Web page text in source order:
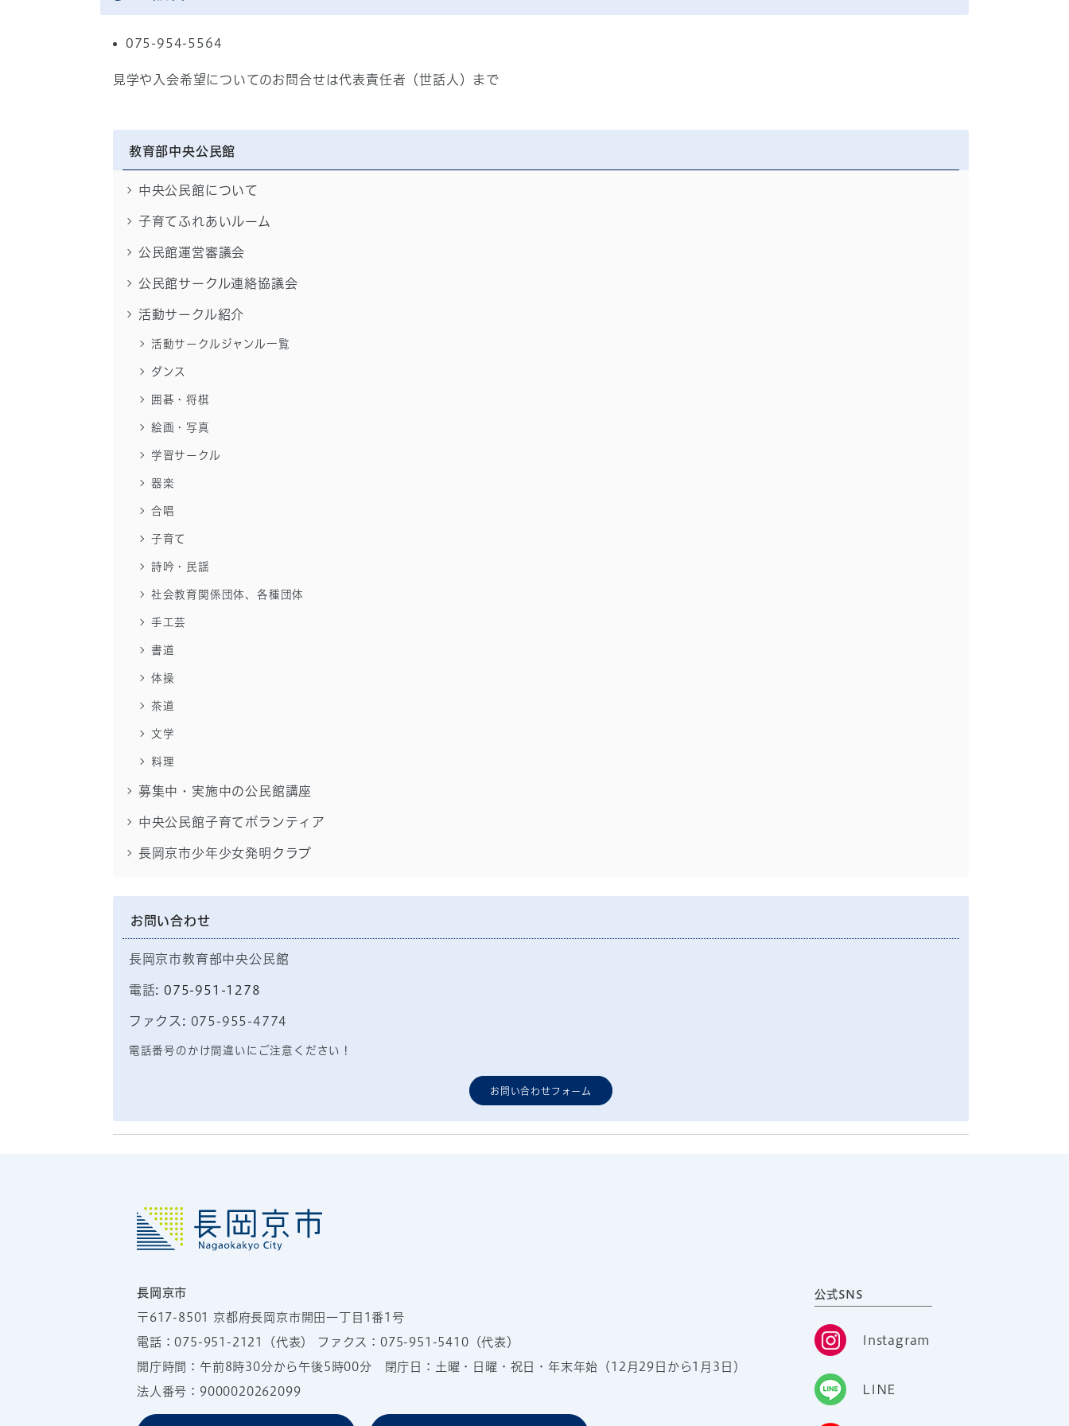
075-954-5564
見学や入会希望についてのお問合せは代表責任者（世話人）まで
教育部中央公民館
中央公民館について
子育てふれあいルーム
公民館運営審議会
公民館サークル連絡協議会
活動サークル紹介
活動サークルジャンル一覧
ダンス
囲碁・将棋
絵画・写真
学習サークル
器楽
合唱
子育て
詩吟・民謡
社会教育関係団体、各種団体
手工芸
書道
体操
茶道
文学
料理
募集中・実施中の公民館講座
中央公民館子育てボランティア
長岡京市少年少女発明クラブ
お問い合わせ
長岡京市教育部中央公民館
電話: 075-951-1278
ファクス: 075-955-4774
電話番号のかけ間違いにご注意ください！
お問い合わせフォーム
長岡京市
〒617-8501 京都府長岡京市開田一丁目1番1号
電話：075-951-2121 （代表） ファクス：075-951-5410（代表）
開庁時間：午前8時30分から午後5時00分 閉庁日：土曜・日曜・祝日・年末年始（12月29日から1月3日）
法人番号：9000020262099
公式SNS
Instagram
LINE